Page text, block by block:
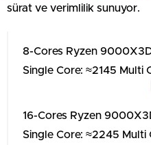
sürat ve verimlilik sunuyor.
8-Cores Ryzen
Single Core: ≈2145 Multi
16-Cores Ryzen
Single Core: ≈2245 Multi